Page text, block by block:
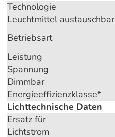
Technologie
Leuchtmittel austauschbar
Betriebsart
Leistung
Spannung
Dimmbar
Energieeffizienzklasse*
Lichttechnische Daten
Ersatz für
Lichtstrom